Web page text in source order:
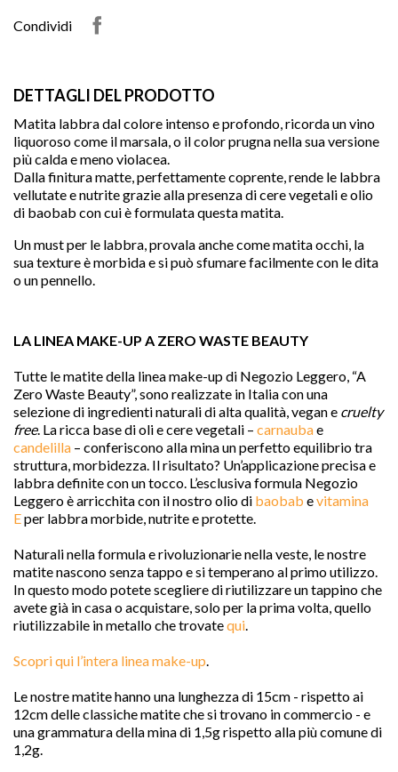

favorite
Condividi
DETTAGLI DEL PRODOTTO
Matita labbra dal colore intenso e profondo, ricorda un vino
liquoroso come il marsala, o il color prugna nella sua versione
più calda e meno violacea.
Dalla finitura matte, perfettamente coprente, rende le labbra
vellutate e nutrite grazie alla presenza di cere vegetali e olio
di baobab con cui è formulata questa matita.
Un must per le labbra, provala anche come matita occhi, la
sua texture è morbida e si può sfumare facilmente con le dita
o un pennello.
LA LINEA MAKE-UP A ZERO WASTE BEAUTY
Tutte le matite della linea make-up di Negozio Leggero, “A
Zero Waste Beauty”, sono realizzate in Italia con una
selezione di ingredienti naturali di alta qualità, vegan e cruelty
free. La ricca base di oli e cere vegetali – carnaubae
candelilla – conferiscono alla mina un perfetto equilibrio tra
struttura, morbidezza. Il risultato? Un’applicazione precisa e
labbra definite con un tocco. L’esclusiva formula Negozio
Leggero è arricchita con il nostro olio di baobab evitamina
Eper labbra morbide, nutrite e protette.
Naturali nella formula e rivoluzionarie nella veste, le nostre
matite nascono senza tappo e si temperano al primo utilizzo.
In questo modo potete scegliere di riutilizzare un tappino che
avete già in casa o acquistare, solo per la prima volta, quello
riutilizzabile in metallo che trovatequi
Scopriqui l’intera linea make-up
Le nostre matite hanno una lunghezza di 15cm - rispetto ai
12cm delle classiche matite che si trovano in commercio - e
una grammatura della mina di 1,5g rispetto alla più comune di
1,2g.